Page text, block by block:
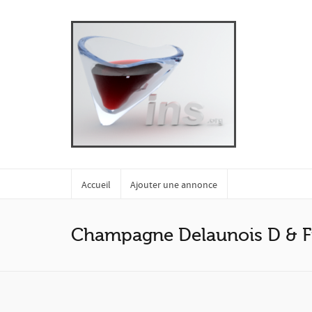
Accueil Ajouter une annonce
Champagne Delaunois D &